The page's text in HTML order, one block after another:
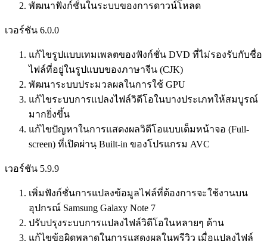
พัฒนาฟังก์ชั่นในระบบของการดาวน์โหลด
เวอร์ชัน 6.0.0
แก้ไขรูปแบบเทมเพลตของฟังก์ชั่น DVD ที่ไม่รองรับกับชื่อ
ไฟล์ที่อยู่ในรูปแบบของภาษาจีน (CJK)
พัฒนาระบบประมวลผลในการใช้ GPU
แก้ไขระบบการแปลงไฟล์วิดีโอในบางประเภทให้สมบูรณ์
มากยิ่งขึ้น
แก้ไขปัญหาในการแสดงผลวิดีโอแบบเต็มหน้าจอ (Full-
screen) ที่เปิดผ่านฺ Built-in ของโปรแกรม AVC
เวอร์ชัน 5.9.9
เพิ่มฟังก์ชั่นการแปลงข้อมูลไฟล์ที่ต้องการจะใช้งานบน
อุปกรณ์ Samsung Galaxy Note 7
ปรับปรุงระบบการแปลงไฟล์วิดีโอในหลายๆ ด้าน
แก้ไขข้อผิดพลาดในการแสดงผลในพรีวิว เมื่อแปลงไฟล์